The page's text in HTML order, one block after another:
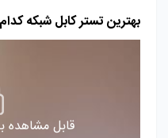
بهترین تستر کابل شبکه
قابل مشاهده